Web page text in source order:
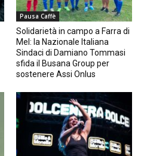
Pausa Caffè
Solidarietà in campo a Farra di
Mel: la Nazionale Italiana
Sindaci di Damiano Tommasi
sfida il Busana Group per
sostenere Assi Onlus